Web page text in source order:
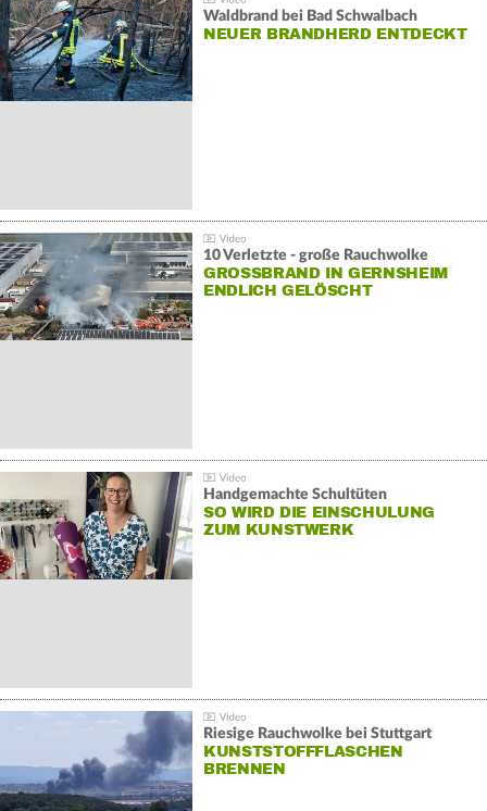
Waldbrand bei Bad Schwalbach
NEUER BRANDHERD ENTDECKT
10 Verletzte - große Rauchwolke
GROSSBRAND IN GERNSHEIM E
NDLICH GELÖSCHT
Handgemachte Schultüten
SO WIRD DIE EINSCHULUNG
ZUM KUNSTWERK
Riesige Rauchwolke bei Stuttgart
KUNSTSTOFFFLASCHEN
BRENNEN